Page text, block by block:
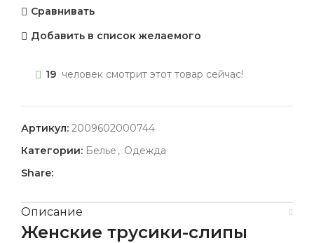
Сравнивать
Добавить в список желаемого
19 человек смотрит этот товар сейчас!
Артикул: 2009602000744
Категории: Белье , Одежда
Share:
Описание
Женские трусики-слипы